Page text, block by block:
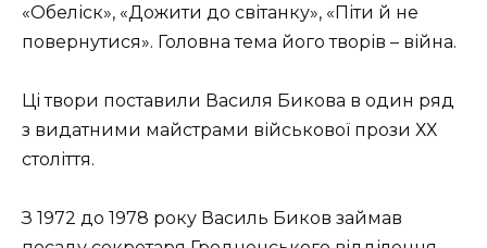
«Обеліск», «Дожити до світанку», «Піти й не
повернутися». Головна тема його творів – війна.
Ці твори поставили Василя Бикова в один ряд
з видатними майстрами військової прози ХХ
століття.
З 1972 до 1978 року Василь Биков займав